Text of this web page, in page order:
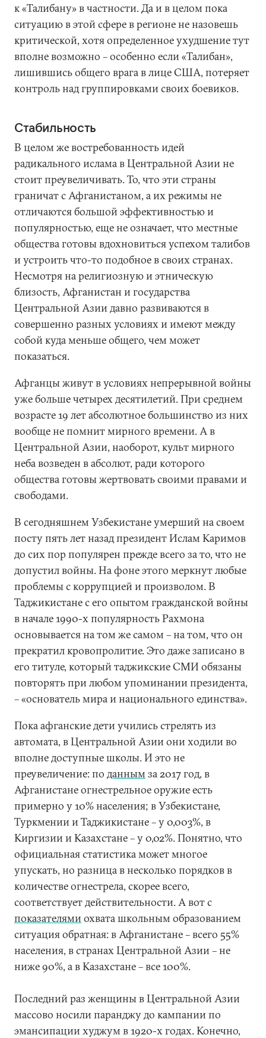
к «Талибану» в частности. Да и в целом пока
ситуацию в этой сфере в регионе не назовешь
критической, хотя определенное ухудшение тут
вполне возможно – особенно если «Талибан»,
лишившись общего врага в лице США, потеряет
контроль над группировками своих боевиков.
Стабильность
В целом же востребованность идей
радикального ислама в Центральной Азии не
стоит преувеличивать. То, что эти страны
граничат с Афганистаном, а их режимы не
отличаются большой эффективностью и
популярностью, еще не означает, что местные
общества готовы вдохновиться успехом талибов
и устроить что-то подобное в своих странах.
Несмотря на религиозную и этническую
близость, Афганистан и государства
Центральной Азии давно развиваются в
совершенно разных условиях и имеют между
собой куда меньше общего, чем может
показаться.
Афганцы живут в условиях непрерывной войны
уже больше четырех десятилетий. При среднем
возрасте 19 лет абсолютное большинство из них
вообще не помнит мирного времени. А в
Центральной Азии, наоборот, культ мирного
неба возведен в абсолют, ради которого
общества готовы жертвовать своими правами и
свободами.
В сегодняшнем Узбекистане умерший на своем
посту пять лет назад президент Ислам Каримов
до сих пор популярен прежде всего за то, что не
допустил войны. На фоне этого меркнут любые
проблемы с коррупцией и произволом. В
Таджикистане с его опытом гражданской войны
в начале 1990-х популярность Рахмона
основывается на том же самом – на том, что он
прекратил кровопролитие. Это даже записано в
его титуле, который таджикские СМИ обязаны
повторять при любом упоминании президента,
– «основатель мира и национального единства».
Пока афганские дети учились стрелять из
автомата, в Центральной Азии они ходили во
вполне доступные школы. И это не
преувеличение: по данным за 2017 год, в
Афганистане огнестрельное оружие есть
примерно у 10% населения; в Узбекистане,
Туркмении и Таджикистане – у 0,003%, в
Киргизии и Казахстане – у 0,02%. Понятно, что
официальная статистика может многое
упускать, но разница в несколько порядков в
количестве огнестрела, скорее всего,
соответствует действительности. А вот с
показателямиохвата школьным образованием
ситуация обратная: в Афганистане – всего 55%
населения, в странах Центральной Азии – не
ниже 90%, а в Казахстане – все 100%.
Последний раз женщины в Центральной Азии
массово носили паранджу до кампании по
эмансипации худжум в 1920-х годах. Конечно,